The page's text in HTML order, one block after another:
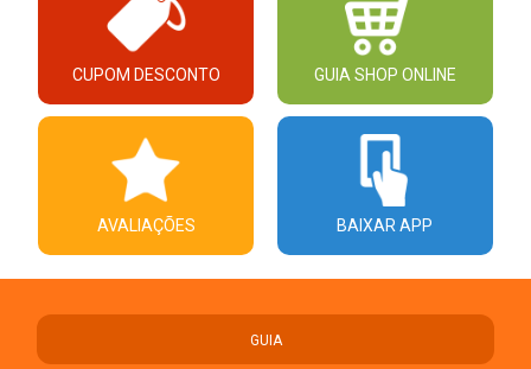
CUPOM DESCONTO GUIA SHOP ONLINE
AVALIAÇÕES BAIXAR APP
GUIA